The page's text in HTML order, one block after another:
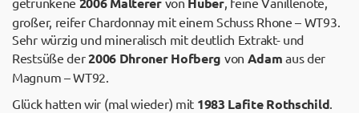
großer, reifer Chardonnay mit einem Schuss Rhone – WT93.
Sehr würzig und mineralisch mit deutlich Extrakt- und
Restsüße der2006 Dhroner Hofberg von Adam aus der
Magnum – WT92.
Glück hatten wir (mal wieder) mit 1983 Lafite Rothschild